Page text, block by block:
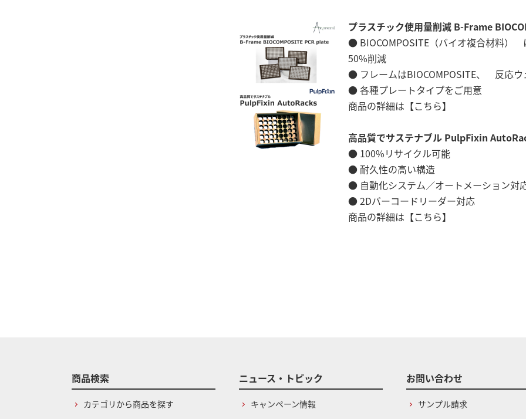
プラスチック使用量削減 B-Frame
● BIOCOMPOSITE（バイオ複合材料）
50%削減
● フレームはBIOCOMPOSITE、 反応ウ
● 各種プレートタイプをご用意
商品の詳細は 【こちら】
高品質でサステナブル PulpFixin
● 100%リサイクル可能
● 耐久性の高い構造
● 自動化システム／オートメーション対
● 2Dバーコードリーダー対応
商品の詳細は 【こちら】
商品検索
カテゴリから商品を探す
ニュース・トピック
キャンペーン情報
お問い合わせ
サンプル請求